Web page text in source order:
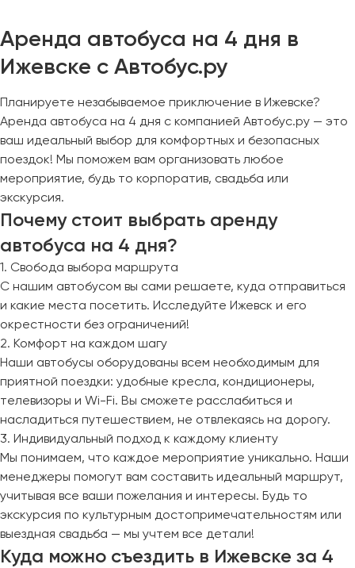
Аренда автобуса на 4 дня в
Ижевске с Автобус.ру
Планируете незабываемое приключение в Ижевске?
Аренда автобуса на 4 дня с компанией Автобус.ру — это
ваш идеальный выбор для комфортных и безопасных
поездок! Мы поможем вам организовать любое
мероприятие, будь то корпоратив, свадьба или
экскурсия.
Почему стоит выбрать аренду
автобуса на 4 дня?
1. Свобода выбора маршрута
С нашим автобусом вы сами решаете, куда отправиться
и какие места посетить. Исследуйте Ижевск и его
окрестности без ограничений!
2. Комфорт на каждом шагу
Наши автобусы оборудованы всем необходимым для
приятной поездки: удобные кресла, кондиционеры,
телевизоры и Wi-Fi. Вы сможете расслабиться и
насладиться путешествием, не отвлекаясь на дорогу.
3. Индивидуальный подход к каждому клиенту
Мы понимаем, что каждое мероприятие уникально. Наши
менеджеры помогут вам составить идеальный маршрут,
учитывая все ваши пожелания и интересы. Будь то
экскурсия по культурным достопримечательностям или
выездная свадьба — мы учтем все детали!
Куда можно съездить в Ижевске за 4